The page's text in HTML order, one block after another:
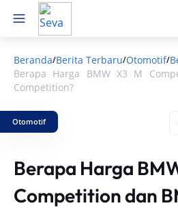
Beranda/Berita Terbaru/Otomotif/
Berapa Harga BMW X3 M
Competition?
Otomotif
Berapa Harga
Competition dan